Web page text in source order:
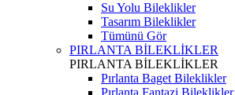
Su Yolu Bileklikler
Tasarım Bileklikler
Tümünü Gör
PIRLANTA BİLEKLİKLER
PIRLANTA BİLEKLİKLER
Pırlanta Baget Bileklikler
Pırlanta Fantazi Bileklikler